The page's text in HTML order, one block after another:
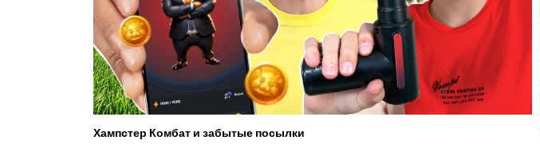
Хампстер Комбат и забытые посылки